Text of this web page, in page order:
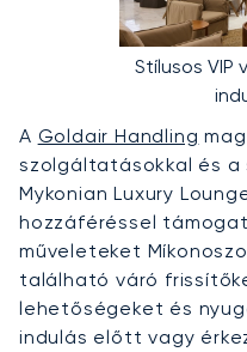
Stílusos VIP
A Goldair Handling
szolgáltatásokkal és a
Mykonian Luxury
hozzáféréssel
műveleteket
található váró
lehetőségeket és
indulás előtt vagy